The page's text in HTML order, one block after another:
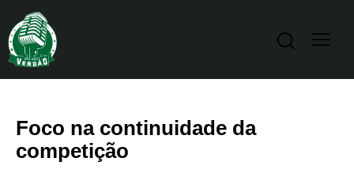
Foco na continuidade da
competição